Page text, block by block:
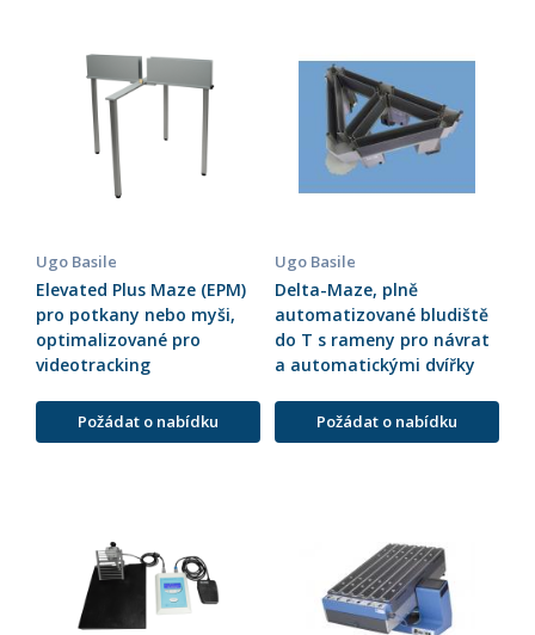
Ugo Basile
Elevated Plus Maze (EPM)
pro potkany nebo myši,
optimalizované pro
videotracking
Požádat o nabídku
Ugo Basile
Delta-Maze, plně
automatizované bludiště
do T s rameny pro návrat
a automatickými dvířky
Požádat o nabídku